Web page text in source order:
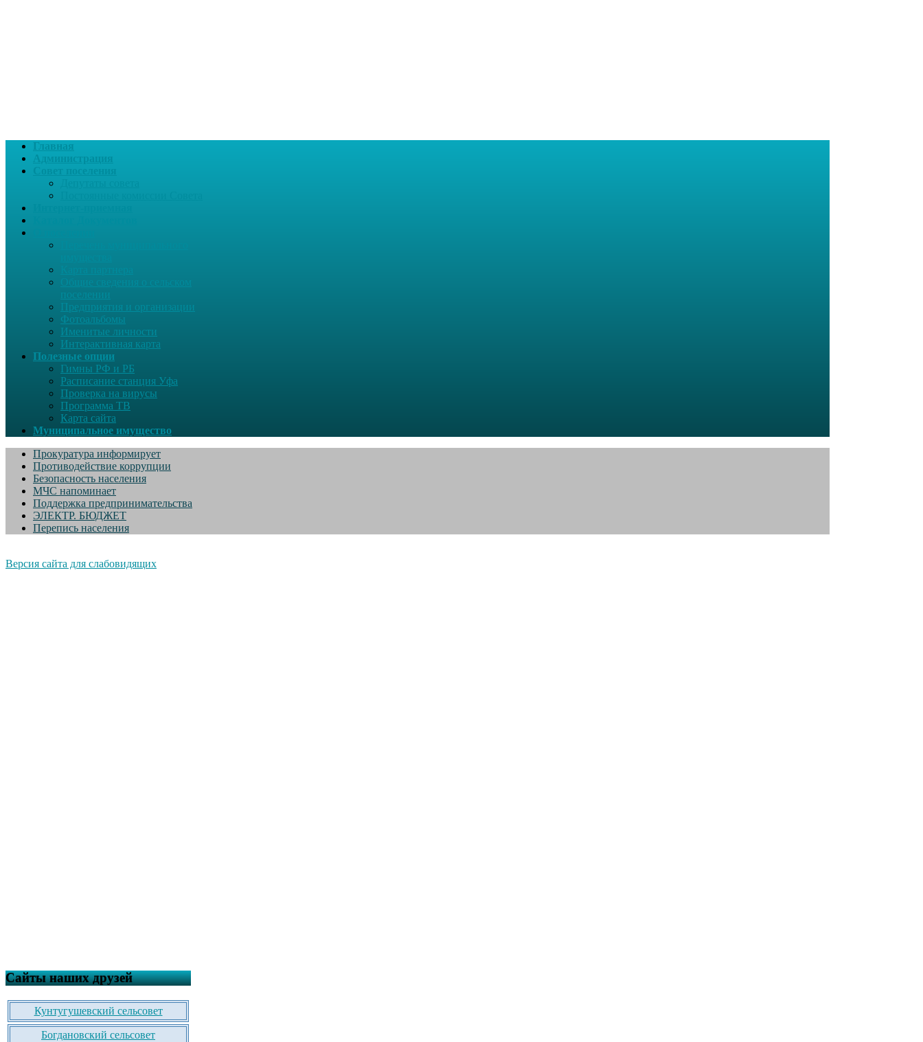
Главная
Администрация
поселении
Предприятия и организации
Фотоальбомы
Именитые личности
Интерактивная карта
Полезные опции
Гимны РФ и РБ
Расписание станция Уфа
Проверка на вирусы
Программа ТВ
Карта сайта
Муниципальное имущество
Прокуратура информирует
Противодействие коррупции
Безопасность населения
МЧС напоминает
Поддержка предпринимательства
ЭЛЕКТР. БЮДЖЕТ
Перепись населения
Версия сайта для слабовидящих
Сайты наших друзей
Кунтугушевский сельсовет
Богдановский сельсовет